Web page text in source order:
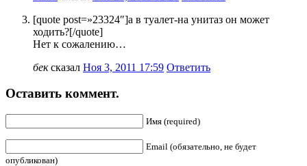
[quote post=»23324″]а в туалет-на унитаз он может
ходить?[/quote]
Нет к сожалению…
бексказал Ноя 3, 2011 17:59 Ответить
Оставить коммент.
Имя (required)
Email (обязательно, не будет
опубликован)